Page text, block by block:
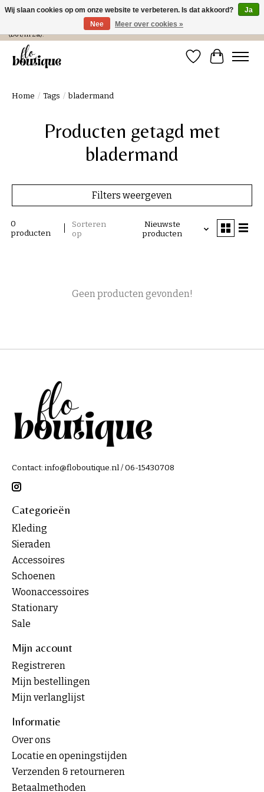
Verzending in NL € 4,99 en gratis bij een bestelling > € 100 of afhalen in de winkel
(Do t/m Za).
Verlanglijst
Home / Tags / bladermand
Producten getagd met
bladermand
Filters weergeven
0
producten
Sorteren
op
Nieuwste
producten
Geen producten gevonden!
Contact: info@floboutique.nl/ 06-15430708
Categorieën
Kleding
Sieraden
Accessoires
Schoenen
Woonaccessoires
Stationary
Sale
Mijn account
Registreren
Mijn bestellingen
Mijn verlanglijst
Informatie
Over ons
Locatie en openingstijden
Verzenden & retourneren
Betaalmethoden
Wij slaan cookies op om onze website te verbeteren. Is dat akkoord?
Ja
Nee
Meer over cookies »